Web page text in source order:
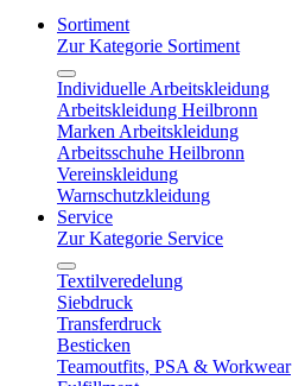
Sortiment
Zur Kategorie Sortiment
Individuelle Arbeitskleidung
Arbeitskleidung Heilbronn
Marken Arbeitskleidung
Arbeitsschuhe Heilbronn
Vereinskleidung
Warnschutzkleidung
Service
Zur Kategorie Service
Textilveredelung
Siebdruck
Transferdruck
Besticken
Teamoutfits, PSA & Workwear